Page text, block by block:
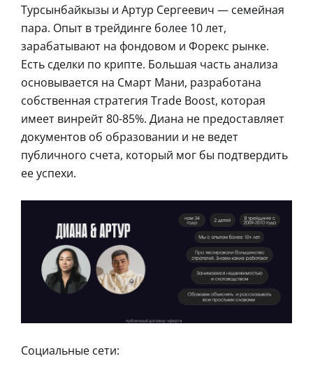
Турсынбайкызы и Артур Сергеевич — семейная
пара. Опыт в трейдинге более 10 лет,
зарабатывают на фондовом и Форекс рынке.
Есть сделки по крипте. Большая часть анализа
основывается на Смарт Мани, разработана
собственная стратегия Trade Boost, которая
имеет винрейт 80-85%. Диана не предоставляет
документов об образовании и не ведет
публичного счета, который мог бы подтвердить
ее успехи.
Социальные сети: